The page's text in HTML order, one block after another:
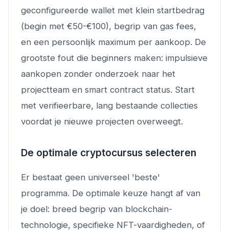
geconfigureerde wallet met klein startbedrag
(begin met €50-€100), begrip van gas fees,
en een persoonlijk maximum per aankoop. De
grootste fout die beginners maken: impulsieve
aankopen zonder onderzoek naar het
projectteam en smart contract status. Start
met verifieerbare, lang bestaande collecties
voordat je nieuwe projecten overweegt.
De optimale cryptocursus selecteren
Er bestaat geen universeel 'beste'
programma. De optimale keuze hangt af van
je doel: breed begrip van blockchain-
technologie, specifieke NFT-vaardigheden, of